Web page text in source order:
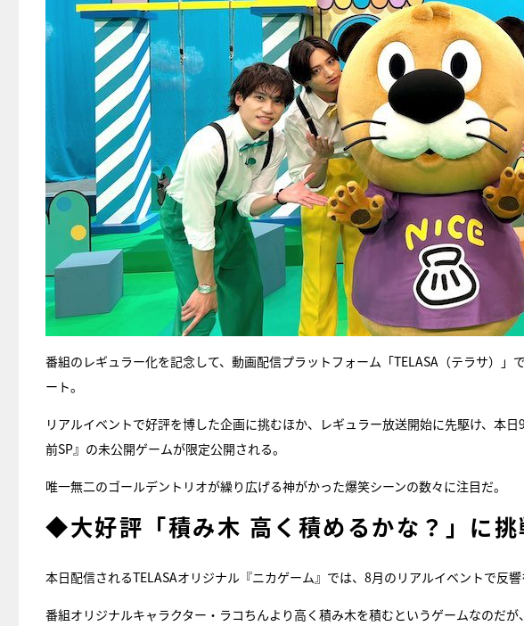
番組のレギュラー化を記念して、動画配信プラットフォーム「TELASA（テラサ）」
ート。
リアルイベントで好評を博した企画に挑むほか、レギュラー放送開始に先駆け、本
前SP』の未公開ゲームが限定公開される。
唯一無二のゴールデントリオが繰り広げる神がかった爆笑シーンの数々に注目だ。
◆大好評「積み木 高く積めるかな？」に挑
本日配信されるTELASAオリジナル『ニカゲーム』では、8月のリアルイベントで反
番組オリジナルキャラクター・ラコちんより高く積み木を積むというゲームなのだ